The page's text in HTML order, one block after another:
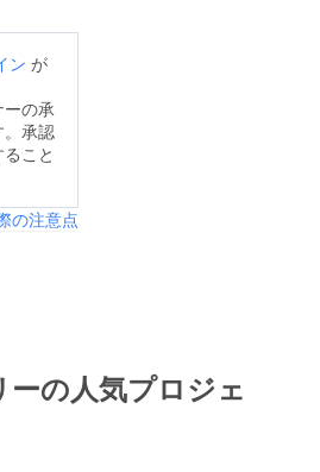
な大き
でき、
ータリ
ジま
そ、安心
まし
。初め
ファン
らない
りまし
走り切る
ました
も走り切
ン が
の承
承認
こと
の注意点
の人気プロジェ